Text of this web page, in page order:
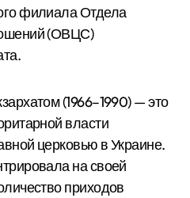
филиала Отдела
(ОВЦС)
(1966–1990) — это
власти
церковью в Украине.
на своей
приходов